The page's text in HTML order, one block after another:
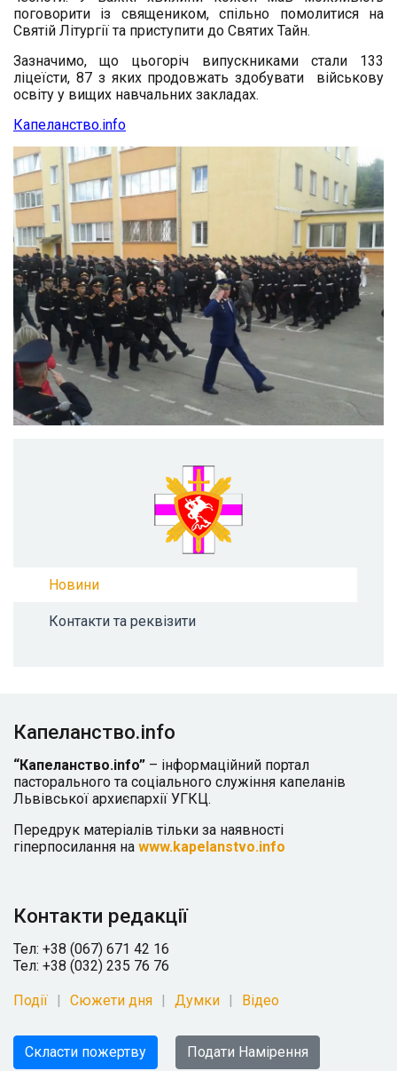
поговорити із священиком, спільно помолитися на
Святій Літургії та приступити до Святих Тайн.
Зазначимо, що цьогоріч випускниками стали 133
ліцеїсти, 87 з яких продовжать здобувати військову
освіту у вищих навчальних закладах.
Капеланство.info
Новини
Контакти та реквізити
Капеланство.info
“Капеланство.info” – інформаційний портал
пасторального та соціального служіння капеланів
Львівської архиєпархії УГКЦ.
Передрук матеріалів тільки за наявності
гіперпосилання на www.kapelanstvo.info
Контакти редакції
Тел: +38 (067) 671 42 16
Тел: +38 (032) 235 76 76
Події Сюжети дня Думки Відео
Скласти пожертву Подати Намірення